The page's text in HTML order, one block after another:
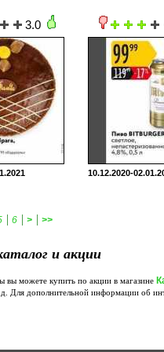
3.0
10.12.2020-
| 6 | > | >>
и акции
вы можете купить по акции в магазине
Для дополнительной информации об